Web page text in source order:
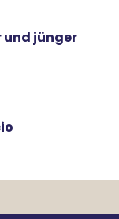
jünger